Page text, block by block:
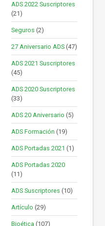
ADS 2022 Suscriptores
(21)
Seguros (2)
27 Aniversario ADS (47)
ADS 2021 Suscriptores
(45)
ADS 2020 Suscriptores
(33)
ADS 20 Aniversario (5)
ADS Formación (19)
ADS Portadas 2021 (1)
ADS Portadas 2020
(11)
ADS Suscriptores (10)
Artículo (29)
Bioética (107)